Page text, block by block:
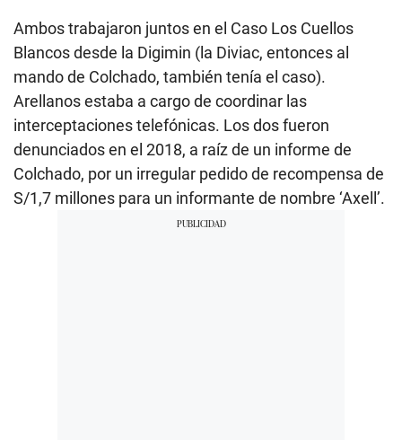
Ambos trabajaron juntos en el Caso Los Cuellos
Blancos desde la Digimin (la Diviac, entonces al
mando de Colchado, también tenía el caso).
Arellanos estaba a cargo de coordinar las
interceptaciones telefónicas. Los dos fueron
denunciados en el 2018, a raíz de un informe de
Colchado, por un irregular pedido de recompensa de
S/1,7 millones para un informante de nombre ‘Axell’.